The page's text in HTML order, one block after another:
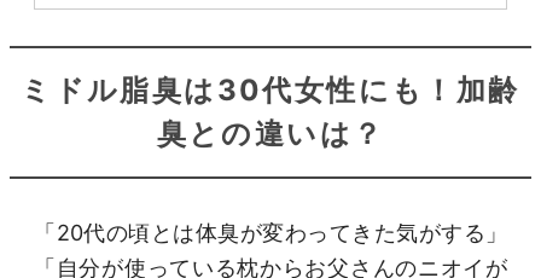
ミドル脂臭は30代女性にも！加齢
臭との違いは？
「20代の頃とは体臭が変わってきた気がする」
「自分が使っている枕からお父さんのニオイが